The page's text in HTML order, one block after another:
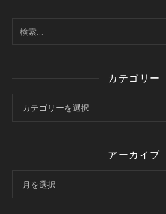
カテゴリー
アーカイブ